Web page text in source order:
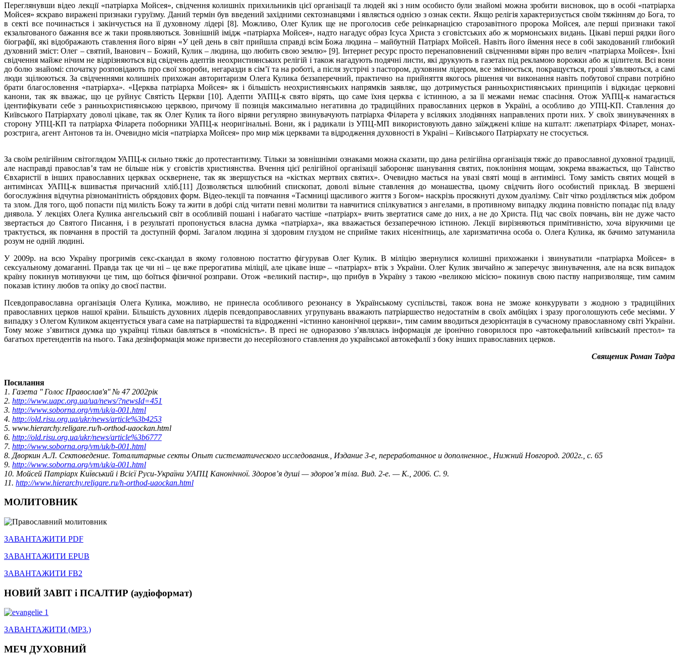
Переглянувши відео лекції «патріарха Мойсея», свідчення колишніх прихильників цієї організації та людей які з ним особисто були знайомі можна зробити висновок, що в особі «патріарха
Мойсея» яскраво виражені признаки гуруїзму. Даний термін був введений західними сектознавцями і являється однією з ознак секти. Якщо релігія характеризується своїм тяжінням до Бога, то
в секті все починається і закінчується на її духовному лідері [8]. Можливо, Олег Кулик ще не проголосив себе реінкарнацією старозавітного пророка Мойсея, але перші признаки такої
екзальтованого бажання все ж таки проявляються. Зовнішній імідж «патріарха Мойсея», надто нагадує образ Ісуса Христа з єговістських або ж мормонських видань. Цікаві перші рядки його
біографії, які відображають ставлення його вірян «У цей день в світ прийшла справді всім Божа людина – майбутній Патріарх Мойсей. Навіть його ймення несе в собі закодований глибокий
духовний зміст: Олег – святий, Іванович – Божий, Кулик – людина, що любить свою землю» [9]. Інтернет ресурс просто перенаповнений свідченнями вірян про велич «патріарха Мойсея». Їхні
свідчення майже нічим не відрізняються від свідчень адептів неохристиянських релігій і також нагадують подячні листи, які друкують в газетах під рекламою ворожки або ж цілителя. Всі вони
до болю знайомі: спочатку розповідають про свої хвороби, негаразди в сім’ї та на роботі, а після зустрічі з пастором, духовним лідером, все змінюється, покращується, гроші з’являються, а самі
люди зцілюються. За свідченнями колишніх прихожан авторитаризм Олега Кулика беззаперечний, практично на прийняття якогось рішення чи виконання навіть побутової справи потрібно
брати благословення «патріарха». «Церква патріарха Мойсея» як і більшість неохристиянських напрямків заявляє, що дотримується ранньохристиянських принципів і відкидає церковні
канони, так як вважає, що це руйнує Святість Церкви [10]. Адепти УАПЦ-к свято вірять, що саме їхня церква є істинною, а за її межами немає спасіння. Отож УАПЦ-к намагається
ідентифікувати себе з ранньохристиянською церквою, причому її позиція максимально негативна до традиційних православних церков в Україні, а особливо до УПЦ-КП. Ставлення до
Київського Патріархату доволі цікаве, так як Олег Кулик та його віряни регулярно звинувачують патріарха Філарета у всіляких злодіяннях направлених проти них. У своїх звинуваченнях в
сторону УПЦ-КП та патріарха Філарета поборники УАПЦ-к неоригінальні. Вони, як і радикали із УПЦ-МП використовують давно заїжджені кліше на кшталт: лжепатріарх Філарет, монах-
розстрига, агент Антонов та ін. Очевидно місія «патріарха Мойсея» про мир між церквами та відродження духовності в Україні – Київського Патріархату не стосується.
За своїм релігійним світоглядом УАПЦ-к сильно тяжіє до протестантизму. Тільки за зовнішніми ознаками можна сказати, що дана релігійна організація тяжіє до православної духовної традиції,
але насправді православ’я там не більше ніж у єговістів християнства. Вчення цієї релігійної організації забороняє шанування святих, поклоніння мощам, зокрема вважається, що Таїнство
Євхаристії в інших православних церквах осквернене, так як звершується на «кістках мертвих святих». Очевидно мається на увазі святі мощі в антимінсі. Тому замість святих мощей в
антимінсах УАПЦ-к вшиваєтья причасний хліб.[11] Дозволяється шлюбний єпископат, доволі вільне ставлення до монашества, цьому свідчить його особистий приклад. В звершені
богослужіння відчутна різноманітність обрядових форм. Відео-лекції та повчання «Таємниці щасливого життя з Богом» наскрізь просякнуті духом дуалізму. Світ чітко розділяється між добром
та злом. Для того, щоб попасти під милість Божу та жити в добрі слід читати певні молитви та навчитися спілкуватися з ангелами, в противному випадку людина повністю попадає під владу
диявола. У лекціях Олега Кулика ангельський світ в особливій пошані і набагато частіше «патріарх» вчить звертатися саме до них, а не до Христа. Під час своїх повчань, він не дуже часто
звертається до Святого Писання, і в результаті пропонується власна думка «патріарха», яка вважається беззаперечною істиною. Лекції вирізняються примітивністю, хоча віруючими це
трактується, як повчання в простій та доступній формі. Загалом людина зі здоровим глуздом не сприйме таких нісенітниць, але харизматична особа о. Олега Кулика, як бачимо затуманила
розум не одній людині.
У 2009р. на всю Україну прогримів секс-скандал в якому головною постаттю фігурував Олег Кулик. В міліцію звернулися колишні прихожанки і звинуватили «патріарха Мойсея» в
сексуальному домаганні. Правда так це чи ні – це вже прерогатива міліції, але цікаве інше – «патріарх» втік з України. Олег Кулик звичайно ж заперечує звинувачення, але на всяк випадок
країну покинув мотивуючи це тим, що боїться фізичної розправи. Отож «великий пастир», що прибув в Україну з такою «великою місією» покинув свою паству напризволяще, тим самим
показав істину любов та опіку до своєї пастви.
Псевдоправославна організація Олега Кулика, можливо, не принесла особливого резонансу в Українському суспільстві, також вона не зможе конкурувати з жодною з традиційних
православних церков нашої країни. Більшість духовних лідерів псевдоправославних угрупувань вважають патріаршество недостатнім в своїх амбіціях і зразу проголошують себе месіями. У
випадку з Олегом Куликом акцентується увага саме на патріаршестві та відродженні «істинно канонічної церкви», тим самим вводиться дезорієнтація в сучасному православному світі України.
Тому може з’явитися думка що українці тільки бавляться в «помісність». В пресі не одноразово з’являлась інформація де іронічно говорилося про «автокефальний київський престол» та
багатьох претендентів на нього. Така дезінформація може призвести до несерйозного ставлення до української автокефалії з боку інших православних церков.
Священик Роман Тадра
Посилання
1. Газета '' Голос Православ'я'' № 47 2002рік
2. http://www.uapc.org.ua/ua/news/?newsId=451
3. http://www.soborna.org/vm/uk/a-001.html
4. http://old.risu.org.ua/ukr/news/article%3b4253
5. www.hierarchy.religare.ru/h-orthod-uaockan.html
6. http://old.risu.org.ua/ukr/news/article%3b6777
7. http://www.soborna.org/vm/uk/b-001.html
8. Дворкин А.Л. Сектоведение. Тоталитарные секты Опыт систематического исследования., Издание 3-е, переработанное и дополненное., Нижний Новгород. 2002г., с. 65
9. http://www.soborna.org/vm/uk/a-001.html
10. Мойсей Патріарх Київський і Всієї Руси-України УАПЦ Канонічної. Здоров’я душі — здоров’я тіла. Вид. 2-е. — К., 2006. С. 9.
11. http://www.hierarchy.religare.ru/h-orthod-uaockan.html
МОЛИТОВНИК
ЗАВАНТАЖИТИ PDF
ЗАВАНТАЖИТИ EPUB
ЗАВАНТАЖИТИ FB2
НОВИЙ ЗАВІТ і ПСАЛТИР (аудіоформат)
ЗАВАНТАЖИТИ (MP3.)
МЕЧ ДУХОВНИЙ